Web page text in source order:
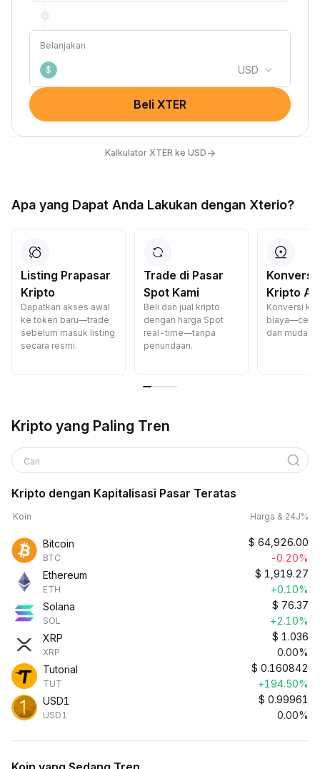
Belanjakan
$ USD
Beli XTER
Kalkulator XTER ke USD→
Apa yang Dapat Anda Lakukan dengan Xterio?
Listing Prapasar
Kripto
Dapatkan akses awal
ke token baru—trade
sebelum masuk listing
secara resmi.
Trade di Pasar
Spot Kami
Beli dan jual kripto
dengan harga Spot
real-time—tanpa
penundaan.
Kripto
Konversi
dan mudah.
Kripto yang Paling Tren
Cari
Kripto dengan Kapitalisasi Pasar Teratas
Koin Harga & 24J%
Bitcoin
BTC
$ 64,926.00
-0.20%
Ethereum
ETH
$ 1,919.27
+0.10%
Solana
SOL
$ 76.37
+2.10%
XRP
XRP
$ 1.036
0.00%
Tutorial
TUT
$ 0.160842
+194.50%
USD1
USD1
$ 0.99961
0.00%